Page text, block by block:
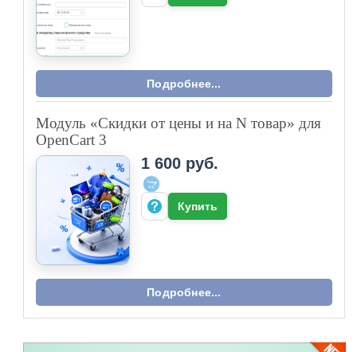
Подробнее...
Модуль «Скидки от цены и на N товар» для
OpenCart 3
1 600 руб.
Купить
Подробнее...